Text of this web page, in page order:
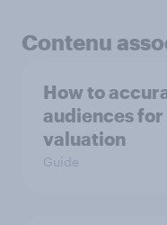
Contenu
How to
audiences
valuation
Guide